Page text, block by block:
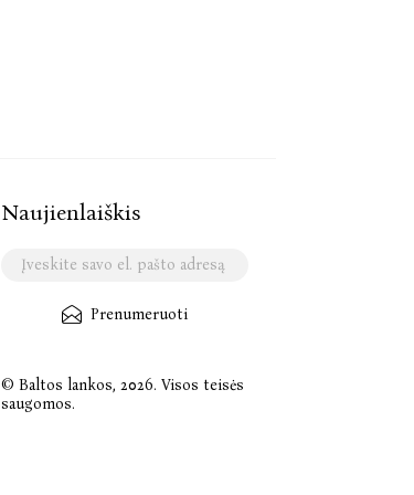
Naujienlaiškis
Prenumeruoti
© Baltos lankos, 2026. Visos teisės
saugomos.